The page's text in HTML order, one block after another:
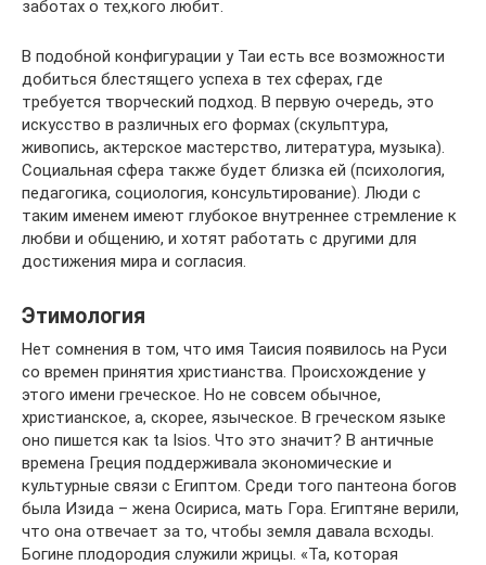
заботах о тех,кого любит.
В подобной конфигурации у Таи есть все возможности
добиться блестящего успеха в тех сферах, где
требуется творческий подход. В первую очередь, это
искусство в различных его формах (скульптура,
живопись, актерское мастерство, литература, музыка).
Социальная сфера также будет близка ей (психология,
педагогика, социология, консультирование). Люди с
таким именем имеют глубокое внутреннее стремление к
любви и общению, и хотят работать с другими для
достижения мира и согласия.
Этимология
Нет сомнения в том, что имя Таисия появилось на Руси
со времен принятия христианства. Происхождение у
этого имени греческое. Но не совсем обычное,
христианское, а, скорее, языческое. В греческом языке
оно пишется как ta Isios. Что это значит? В античные
времена Греция поддерживала экономические и
культурные связи с Египтом. Среди того пантеона богов
была Изида – жена Осириса, мать Гора. Египтяне верили,
что она отвечает за то, чтобы земля давала всходы.
Богине плодородия служили жрицы. «Та, которая